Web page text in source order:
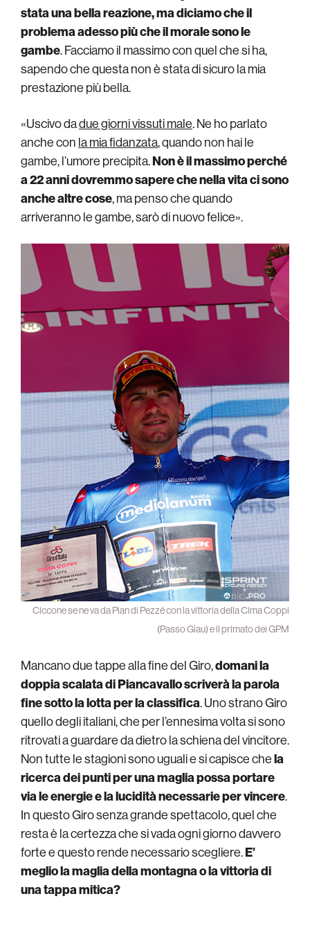
stata una bella reazione, ma diciamo che il
problema adesso più che il morale sono le
gambe. Facciamo il massimo con quel che si ha,
sapendo che questa non è stata di sicuro la mia
prestazione più bella.
«Uscivo dadue giorni vissuti male. Ne ho parlato
anche con la mia fidanzata, quando non hai le
gambe, l’umore precipita.Non è il massimo perché
a 22 anni dovremmo sapere che nella vita ci sono
anche altre cose, ma penso che quando
arriveranno le gambe, sarò di nuovo felice».
Ciccone se ne va da Pian di Pezzé con la vittoria della Cima Coppi
(Passo Giau) e il primato dei GPM
Mancano due tappe alla fine del Giro,domani la
doppia scalata di Piancavallo scriverà la parola
fine sotto la lotta per la classifica. Uno strano Giro
quello degli italiani, che per l’ennesima volta si sono
ritrovati a guardare da dietro la schiena del vincitore.
Non tutte le stagioni sono uguali e si capisce chela
ricerca dei punti per una maglia possa portare
via le energie e la lucidità necessarie per vincere.
In questo Giro senza grande spettacolo, quel che
resta è la certezza che si vada ogni giorno davvero
forte e questo rende necessario scegliere.E’
meglio la maglia della montagna o la vittoria di
una tappa mitica?